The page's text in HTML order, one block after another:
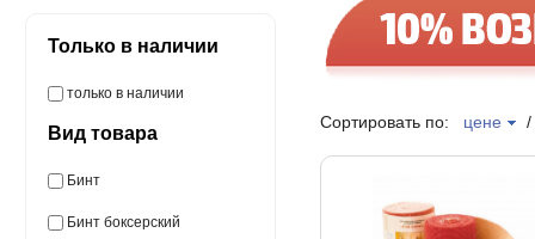
Только в наличии
только в наличии
Вид товара
Бинт
Бинт боксерский
Сортировать по: цене